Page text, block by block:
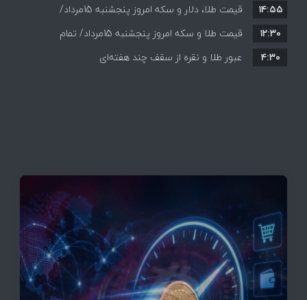
قیمت ها+ جدول و جزییات
قیمت طلا، دلار و سکه امروز پنجشنبه 15مرداد/
افزایش قیمت ها + جدول
۱۴:۵۵
قیمت طلا و سکه امروز پنجشنبه 15مرداد/ تمام
قیمت ها بر مدار افزایش + جدول
۱۲:۳۰
عبور طلا و نقره از سقف چند هفته‌ای
۴:۳۰